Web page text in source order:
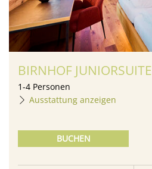
BIRNHOF JUNIORSUITE
1-4 Personen
Ausstattung anzeigen
BUCHEN